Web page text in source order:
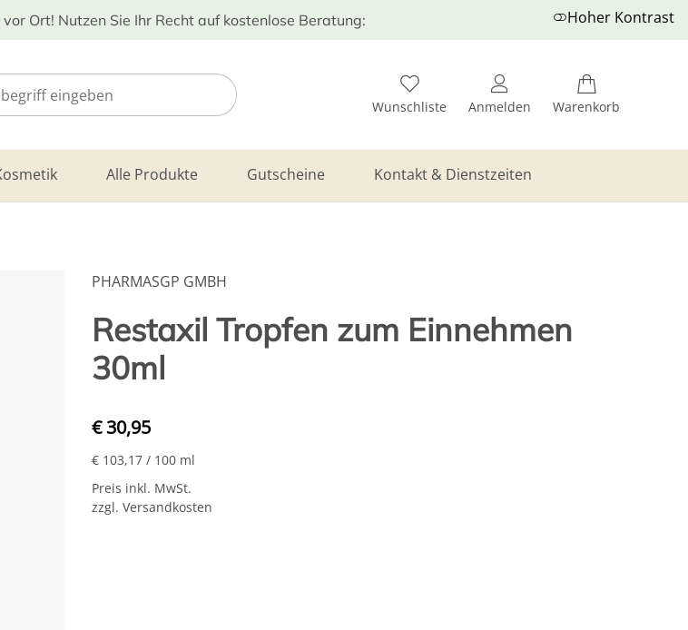
Ort! Nutzen Sie Ihr Recht auf kostenlose Beratung: Hoher Kontrast
Wunschliste Anmelden Warenkorb
Alle Produkte Gutscheine Kontakt & Dienstzeiten
PHARMASGP GMBH
Restaxil Tropfen zum Einnehmen
30ml
€ 30,95
€ 103,17 / 100 ml
Preis inkl. MwSt.
zzgl. Versandkosten